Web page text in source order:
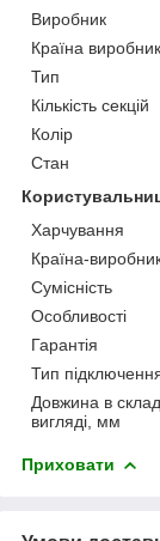
Виробник
Країна виробник
Тип
Кількість секцій
Колір
Стан
Харчування
Країна-
Сумісність
Особливості
Гарантія
Тип
Довжина в
вигляді, мм
Приховати